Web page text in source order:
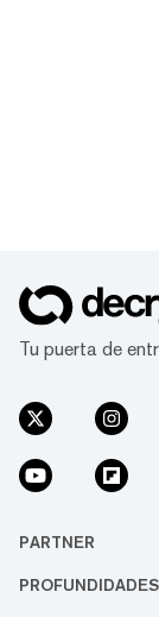
Tu puerta de
PARTNER
PROFUNDIDADES